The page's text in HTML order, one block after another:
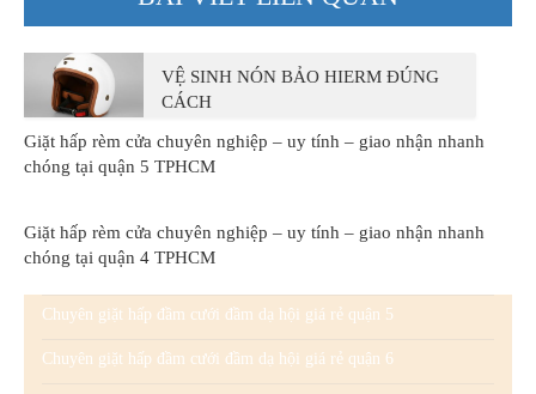
VỆ SINH NÓN BẢO HIERM ĐÚNG
CÁCH
Giặt hấp rèm cửa chuyên nghiệp – uy tính – giao nhận nhanh
chóng tại quận 5 TPHCM
Giặt hấp rèm cửa chuyên nghiệp – uy tính – giao nhận nhanh
chóng tại quận 4 TPHCM
Chuyên giặt hấp đầm cưới đầm dạ hội giá rẻ quận 5
Chuyên giặt hấp đầm cưới đầm dạ hội giá rẻ quận 6